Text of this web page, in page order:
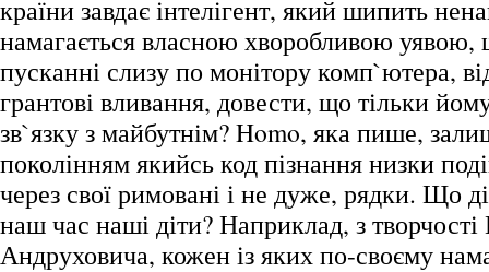
країни завдає інтелігент, який шипить
намагається власною хворобливою уявою,
пусканні слизу по монітору комп`ютера,
грантові вливання, довести, що тільки
зв`язку з майбутнім? Homo, яка пише,
поколінням якийсь код пізнання низки
через свої римовані і не дуже, рядки. Що
наш час наші діти? Наприклад, з
Андруховича, кожен із яких по-своєму